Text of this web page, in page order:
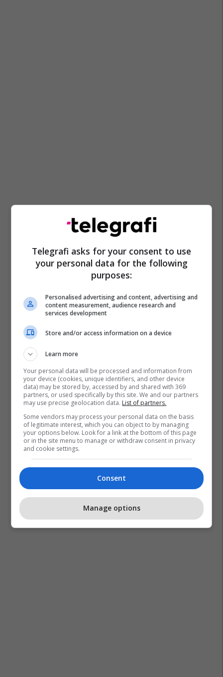
Telegrafi asks for your consent to use
your personal data for the following
purposes:
Personalised advertising and content, advertising and
content measurement, audience research and
services development
Store and/or access information on a device
Learn more
Your personal data will be processed and information from
your device (cookies, unique identifiers, and other device
data) may be stored by, accessed by and shared with 369
partners, or used specifically by this site. We and our partners
may use precise geolocation data. List of partners.
Some vendors may process your personal data on the basis
of legitimate interest, which you can object to by managing
your options below. Look for a link at the bottom of this page
or in the site menu to manage or withdraw consent in privacy
and cookie settings.
Consent
Manage options